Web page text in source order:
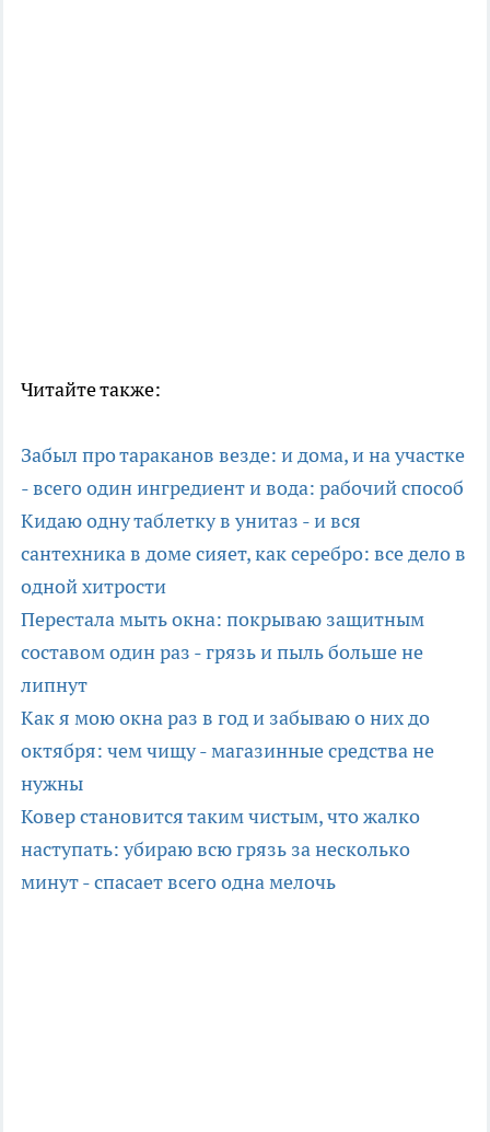
Читайте также:
Забыл про тараканов везде: и дома, и на участке
- всего один ингредиент и вода: рабочий способ
Кидаю одну таблетку в унитаз - и вся
сантехника в доме сияет, как серебро: все дело в
одной хитрости
Перестала мыть окна: покрываю защитным
составом один раз - грязь и пыль больше не
липнут
Как я мою окна раз в год и забываю о них до
октября: чем чищу - магазинные средства не
нужны
Ковер становится таким чистым, что жалко
наступать: убираю всю грязь за несколько
минут - спасает всего одна мелочь